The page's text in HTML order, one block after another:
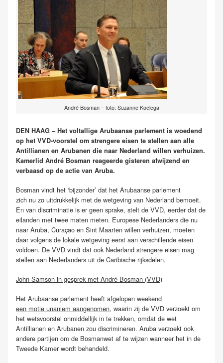
André Bosman – foto: Suzanne Koelega
DEN HAAG – Het voltallige Arubaanse parlement is woedend
op het VVD-voorstel om strengere eisen te stellen aan alle
Antillianen en Arubanen die naar Nederland willen verhuizen.
Kamerlid André Bosman reageerde gisteren afwijzend en
verbaasd op de actie van Aruba.
Bosman vindt het ‘bijzonder’ dat het Arubaanse parlement
zich nu zo uitdrukkelijk met de wetgeving van Nederland bemoeit.
En van discriminatie is er geen sprake, stelt de VVD, eerder dat de
eilanden met twee maten meten. Europese Nederlanders die nu
naar Aruba, Curaçao en Sint Maarten willen verhuizen, moeten
daar volgens de lokale wetgeving eerst aan verschillende eisen
voldoen. De VVD vindt dat ook Nederland strengere eisen mag
stellen aan Nederlanders uit de Caribische rijksdelen.
John Samson in gesprek met André Bosman (VVD)
Het Arubaanse parlement heeft afgelopen weekend
een motie unaniem aangenomen, waarin zij de VVD verzoekt om
het wetsvoorstel onmiddellijk in te trekken, omdat de wet
Antillianen en Arubanen zou discrimineren. Aruba verzoekt ook
andere partijen om de Bosmanwet af te wijzen wanneer het in de
Tweede Kamer wordt behandeld.